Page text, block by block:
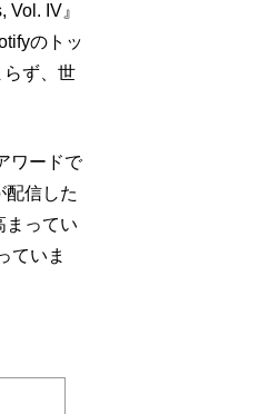
IV』
のトッ
らず、世
ワードで
配信した
まってい
ていま